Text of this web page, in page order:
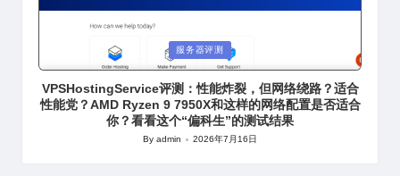
in
服务器评测
VPSHostingService评测：性能炸裂，但网络绕路？适合
性能党？AMD Ryzen 9 7950X和这样的网络配置是否适合
你？看看这个“偏科生”的测试结果
Posted
Byadmin 2026年7月16日